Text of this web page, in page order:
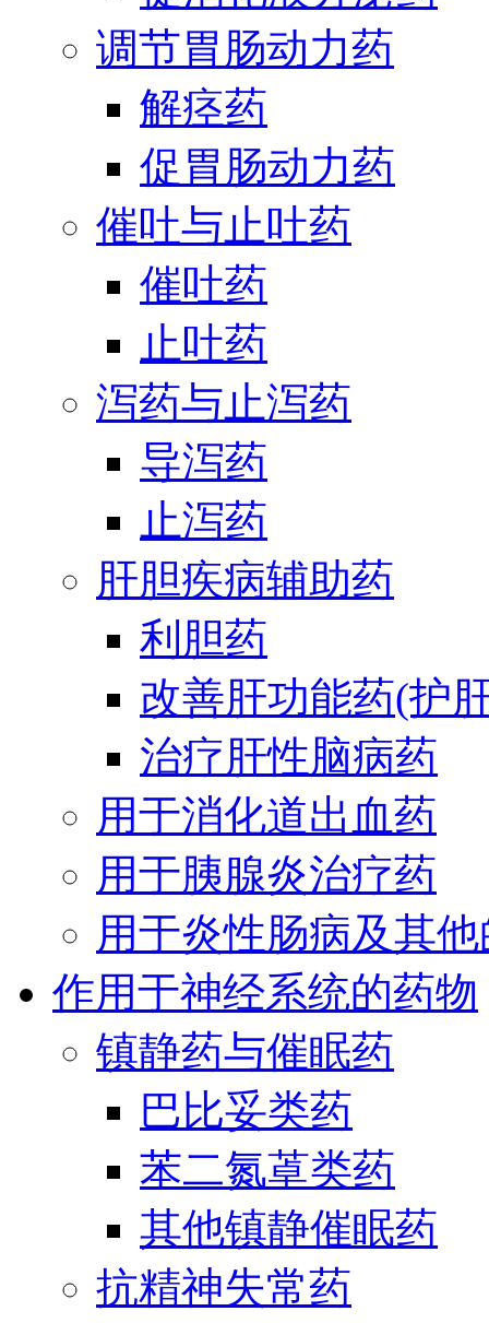
调节胃肠动力药
解痉药
促胃肠动力药
催吐与止吐药
催吐药
止吐药
泻药与止泻药
导泻药
止泻药
肝胆疾病辅助药
利胆药
改善肝功能药(护
治疗肝性脑病药
用于消化道出血药
用于胰腺炎治疗药
用于炎性肠病及其
作用于神经系统的药物
镇静药与催眠药
巴比妥类药
苯二氮䓬类药
其他镇静催眠药
抗精神失常药